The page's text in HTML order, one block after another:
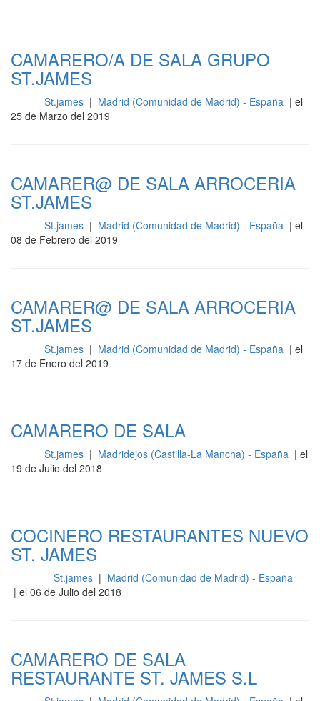
CAMARERO/A DE SALA GRUPO
ST.JAMES
St.james | Madrid (Comunidad de Madrid) - España | el
25 de Marzo del 2019
CAMARER@ DE SALA ARROCERIA
ST.JAMES
St.james | Madrid (Comunidad de Madrid) - España | el
08 de Febrero del 2019
CAMARER@ DE SALA ARROCERIA
ST.JAMES
St.james | Madrid (Comunidad de Madrid) - España | el
17 de Enero del 2019
CAMARERO DE SALA
St.james | Madridejos (Castilla-La Mancha) - España | el
19 de Julio del 2018
COCINERO RESTAURANTES NUEVO
ST. JAMES
St.james | Madrid (Comunidad de Madrid) - España
| el 06 de Julio del 2018
CAMARERO DE SALA
RESTAURANTE ST. JAMES S.L